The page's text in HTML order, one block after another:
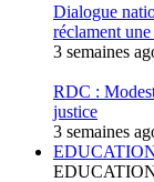
Dialogue
réclament
3 semaines
RDC :
justice
3 semaines